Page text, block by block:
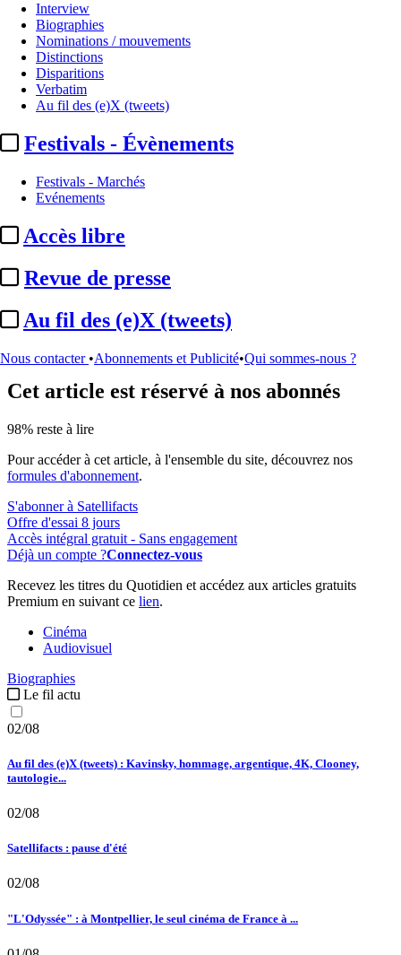
Interview
Biographies
Nominations / mouvements
Distinctions
Disparitions
Verbatim
Au fil des (e)X (tweets)
Festivals - Évènements
Festivals - Marchés
Evénements
Accès libre
Revue de presse
Au fil des (e)X (tweets)
Nous contacter •Abonnements et Publicité•Qui sommes-nous ?
Biographie :
Actualité n° 121770|
...
Cet article est réservé à nos abonnés
98% reste à lire
Pour accéder à cet article, à l'ensemble du site, découvrez nos
formules d'abonnement.
S'abonner à Satellifacts
Offre d'essai 8 jours
Accès intégral gratuit - Sans engagement
Déjà un compte ?Connectez-vous
Recevez les titres du Quotidien et accédez aux articles gratuits
Premium en suivant ce lien.
Cinéma
Audiovisuel
Biographies
Le fil actu
02/08
Au fil des (e)X (tweets) : Kavinsky, hommage, argentique, 4K, Clooney,
tautologie...
02/08
Satellifacts : pause d'été
02/08
"L'Odyssée" : à Montpellier, le seul cinéma de France à ...